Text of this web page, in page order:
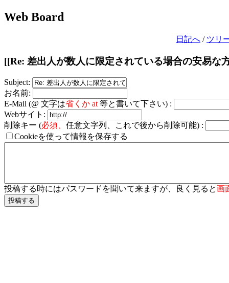
Web Board
日記へ / ツリ
[[Re: 差出人が数人に限定されている場合の安易な
Subject:
お名前:
E-Mail (@ 文字は省くか at 等と書いて下さい) :
Webサイト:
削除キー (必須、 任意文字列、これで後から削除可能) :
Cookieを使って情報を保存する
投稿する時にはパスワードを聞いて来ますが、良く見ると画